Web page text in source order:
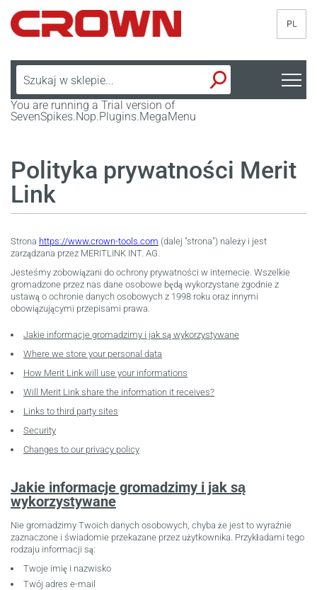
PL
You are running a Trial version of
SevenSpikes.Nop.Plugins.MegaMenu
Polityka prywatności Merit
Link
Strona https://www.crown-tools.com (dalej "strona") należy i jest
zarządzana przez MERITLINK INT. AG.
Jesteśmy zobowiązani do ochrony prywatności w internecie. Wszelkie
gromadzone przez nas dane osobowe będą wykorzystane zgodnie z
ustawą o ochronie danych osobowych z 1998 roku oraz innymi
obowiązującymi przepisami prawa.
Jakie informacje gromadzimy i jak są wykorzystywane
Where we store your personal data
How Merit Link will use your informations
Will Merit Link share the information it receives?
Links to third party sites
Security
Changes to our privacy policy
Jakie informacje gromadzimy i jak są
wykorzystywane
Nie gromadzimy Twoich danych osobowych, chyba że jest to wyraźnie
zaznaczone i świadomie przekazane przez użytkownika. Przykładami tego
rodzaju informacji są:
Twoje imię i nazwisko
Twój adres e-mail